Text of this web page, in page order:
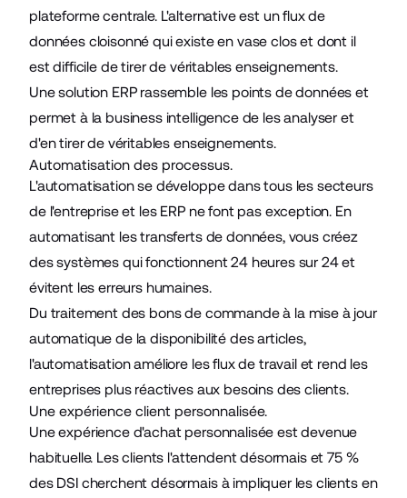
plateforme centrale. L'alternative est un flux de
données cloisonné qui existe en vase clos et dont il
est difficile de tirer de véritables enseignements.
Une solution ERP rassemble les points de données et
permet à la business intelligence de les analyser et
d'en tirer de véritables enseignements.
Automatisation des processus.
L'automatisation se développe dans tous les secteurs
de l'entreprise et les ERP ne font pas exception. En
automatisant les transferts de données, vous créez
des systèmes qui fonctionnent 24 heures sur 24 et
évitent les erreurs humaines.
Du traitement des bons de commande à la mise à jour
automatique de la disponibilité des articles,
l'automatisation améliore les flux de travail et rend les
entreprises plus réactives aux besoins des clients.
Une expérience client personnalisée.
Une expérience d'achat personnalisée est devenue
habituelle. Les clients l'attendent désormais et 75 %
des DSI cherchent désormais à impliquer les clients en